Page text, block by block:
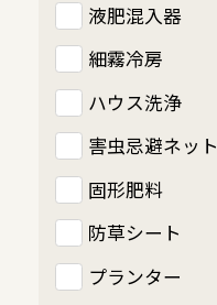
液肥混入器
細霧冷房
ハウス洗浄
害虫忌避ネット
固形肥料
防草シート
プランター